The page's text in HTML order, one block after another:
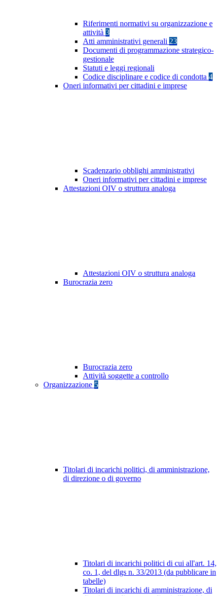
Riferimenti normativi su organizzazione e
attività 3
Atti amministrativi generali 23
Documenti di programmazione strategico-
gestionale
Statuti e leggi regionali
Codice disciplinare e codice di condotta 4
Oneri informativi per cittadini e imprese
Scadenzario obblighi amministrativi
Oneri informativi per cittadini e imprese
Attestazioni OIV o struttura analoga
Attestazioni OIV o struttura analoga
Burocrazia zero
Burocrazia zero
Attività soggette a controllo
Organizzazione 5
Titolari di incarichi politici, di amministrazione,
di direzione o di governo
Titolari di incarichi politici di cui all'art. 14,
co. 1, del dlgs n. 33/2013 (da pubblicare in
tabelle)
Titolari di incarichi di amministrazione, di